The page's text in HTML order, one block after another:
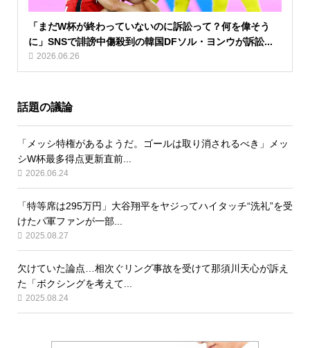
「まだW杯が終わっていないのに訴訟って？何を偉そう
に」SNSで誹謗中傷殺到の韓国DFソル・ヨンウが訴訟...
2026.06.26
話題の議論
「メッシ特権があるようだ。ゴールは取り消されるべき」メッ
シW杯最多得点更新直前...
2026.06.24
「特等席は295万円」大谷翔平をヤジってハイタッチ“洗礼”を受
けたパ軍ファンが一部...
2025.08.27
欠けていた論点…相次ぐリング事故を受けて那須川天心が訴え
た「ボクシングを考えて...
2025.08.24